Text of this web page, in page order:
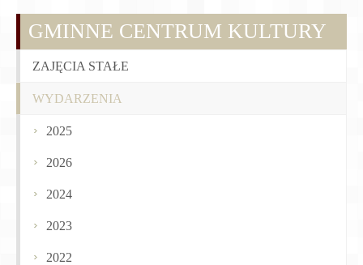
GMINNE CENTRUM KULTURY
ZAJĘCIA STAŁE
WYDARZENIA
2025
2026
2024
2023
2022